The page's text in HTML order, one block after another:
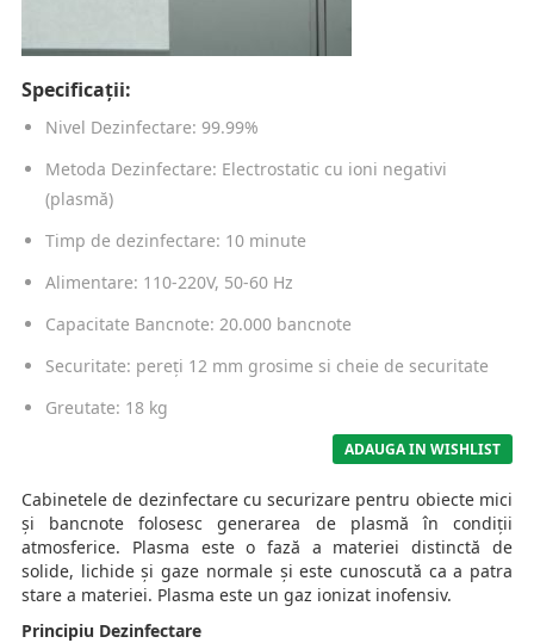
Specificații:
Nivel Dezinfectare: 99.99%
Metoda Dezinfectare: Electrostatic cu ioni negativi
(plasmă)
Timp de dezinfectare: 10 minute
Alimentare: 110-220V, 50-60 Hz
Capacitate Bancnote: 20.000 bancnote
Securitate: pereți 12 mm grosime si cheie de securitate
Greutate: 18 kg
ADAUGA IN WISHLIST
Cabinetele de dezinfectare cu securizare pentru obiecte mici
și bancnote folosesc generarea de plasmă în condiții
atmosferice. Plasma este o fază a materiei distinctă de
solide, lichide și gaze normale și este cunoscută ca a patra
stare a materiei. Plasma este un gaz ionizat inofensiv.
Principiu Dezinfectare